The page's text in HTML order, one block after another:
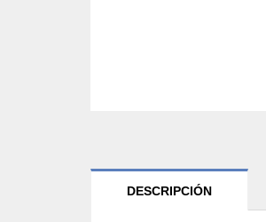
DESCRIPCIÓN